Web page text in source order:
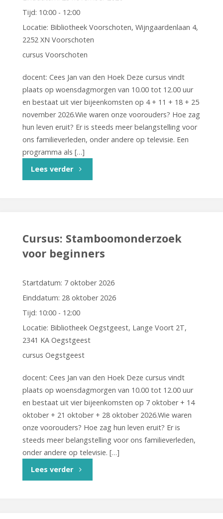
Tijd: 10:00 - 12:00
Locatie: Bibliotheek Voorschoten, Wijngaardenlaan 4,
2252 XN Voorschoten
cursus Voorschoten
docent: Cees Jan van den Hoek Deze cursus vindt
plaats op woensdagmorgen van 10.00 tot 12.00 uur
en bestaat uit vier bijeenkomsten op 4 + 11 + 18 + 25
november 2026.Wie waren onze voorouders? Hoe zag
hun leven eruit? Er is steeds meer belangstelling voor
ons familieverleden, onder andere op televisie. Een
programma als […]
Lees verder"Cursus:
beginners"
Cursus: Stamboomonderzoek
voor beginners
Startdatum: 7 oktober 2026
Einddatum: 28 oktober 2026
Tijd: 10:00 - 12:00
Locatie: Bibliotheek Oegstgeest, Lange Voort 2T,
2341 KA Oegstgeest
cursus Oegstgeest
docent: Cees Jan van den Hoek Deze cursus vindt
plaats op woensdagmorgen van 10.00 tot 12.00 uur
en bestaat uit vier bijeenkomsten op 7 oktober + 14
oktober + 21 oktober + 28 oktober 2026.Wie waren
onze voorouders? Hoe zag hun leven eruit? Er is
steeds meer belangstelling voor ons familieverleden,
onder andere op televisie. […]
Lees verder"Cursus: